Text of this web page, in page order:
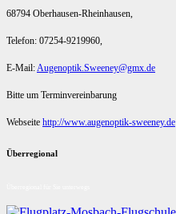
68794 Oberhausen-Rheinhausen,
Telefon: 07254-9219960,
E-Mail:Augenoptik.Sweeney@gmx.de
Bitte um Terminvereinbarung
Webseite http://www.augenoptik-sweeney.de
Überregional